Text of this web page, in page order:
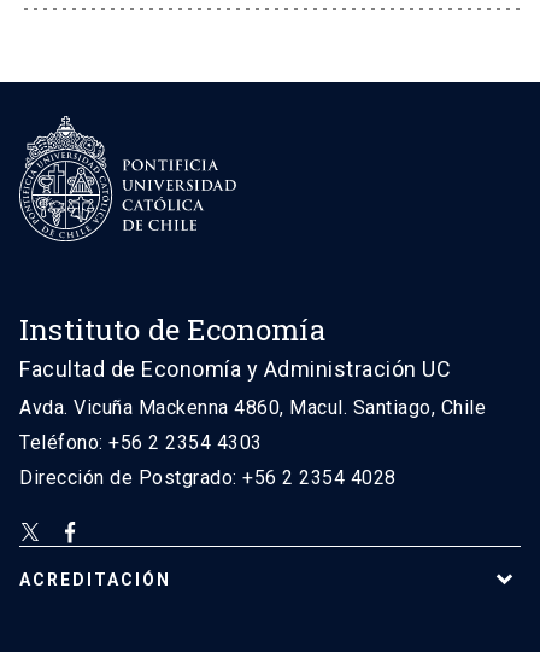
Instituto de Economía
Facultad de Economía y Administración UC
Avda. Vicuña Mackenna 4860, Macul. Santiago, Chile
Teléfono: +56 2 2354 4303
Dirección de Postgrado: +56 2 2354 4028
ACREDITACIÓN